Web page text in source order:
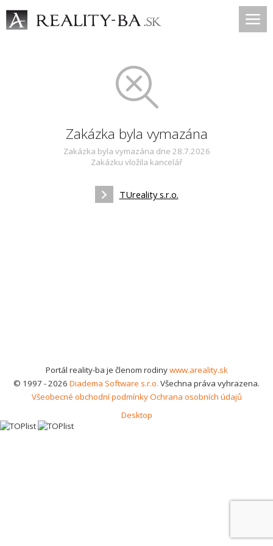
Zakázka byla vymazána
Zakázka byla vymazána dne 28.7.2026
Zakázku vložila kancelář
TUreality s.r.o.
Portál reality-ba je členom rodinywww.areality.sk
© 1997 - 2026 Diadema Software s.r.o. Všechna práva vyhrazena.
Všeobecné obchodní podmínkyOchrana osobních údajů
Desktop